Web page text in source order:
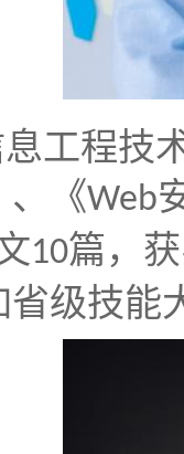
工程技
、《Web
10篇，
级技能